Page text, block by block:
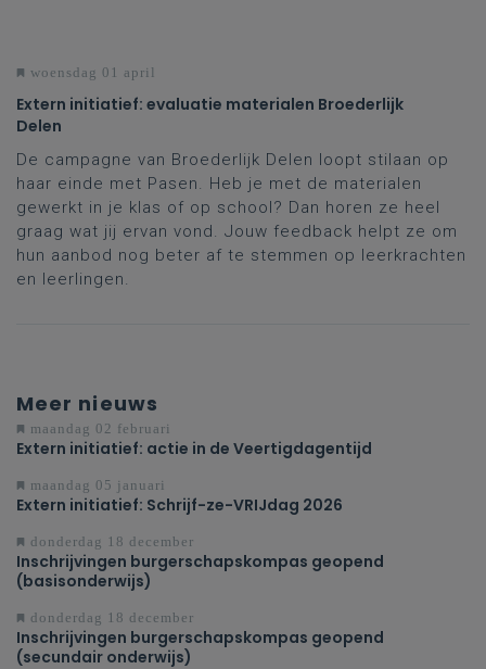
woensdag 01 april
Extern initiatief: evaluatie materialen Broederlijk
Delen
De campagne van Broederlijk Delen loopt stilaan op
haar einde met Pasen. Heb je met de materialen
gewerkt in je klas of op school? Dan horen ze heel
graag wat jij ervan vond. Jouw feedback helpt ze om
hun aanbod nog beter af te stemmen op leerkrachten
en leerlingen.
Meer nieuws
maandag 02 februari
Extern initiatief: actie in de Veertigdagentijd
maandag 05 januari
Extern initiatief: Schrijf-ze-VRIJdag 2026
donderdag 18 december
Inschrijvingen burgerschapskompas geopend
(basisonderwijs)
donderdag 18 december
Inschrijvingen burgerschapskompas geopend
(secundair onderwijs)